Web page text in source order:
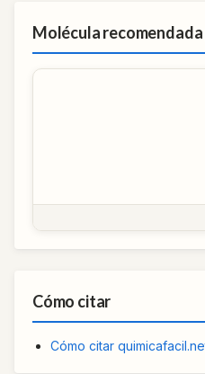
Molécula
Cómo citar
Cómo citar